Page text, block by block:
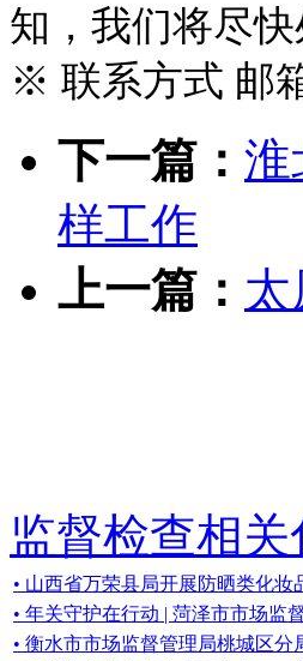
知，我们将尽快
※ 联系方式 邮
下一篇： 淮
样工作
上一篇：
监督检查相
• 山西省万荣县局开展防晒类化妆
• 年关守护在行动 | 菏泽市市场监
• 衡水市市场监督管理局桃城区分